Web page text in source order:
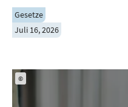
Gesetze
Juli 16, 2026
©